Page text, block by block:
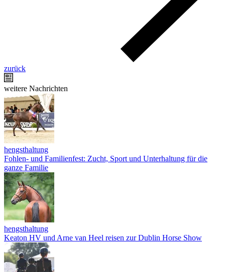
zurück
weitere Nachrichten
hengsthaltung
Fohlen- und Familienfest: Zucht, Sport und Unterhaltung für die
ganze Familie
hengsthaltung
Keaton HV und Arne van Heel reisen zur Dublin Horse Show